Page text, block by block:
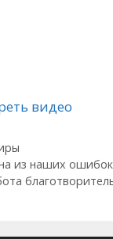
видео
из наших